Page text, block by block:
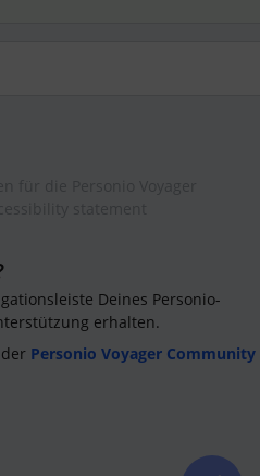
Deines Personio-
erhalten.
Personio Voyager Community